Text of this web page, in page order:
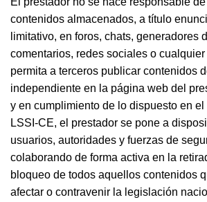
contenidos almacenados, a título
limitativo, en foros, chats, generadores
comentarios, redes sociales o
permita a terceros publicar contenidos
independiente en la página web del
y en cumplimiento de lo dispuesto en el
LSSI-CE, el prestador se pone a
usuarios, autoridades y fuerzas de
colaborando de forma activa en la
bloqueo de todos aquellos contenidos
afectar o contravenir la legislación